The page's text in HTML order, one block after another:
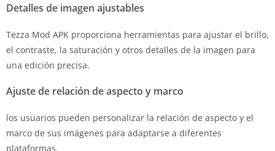
Detalles de imagen ajustables
Tezza Mod APK proporciona herramientas para ajustar el brillo,
el contraste, la saturación y otros detalles de la imagen para
una edición precisa.
Ajuste de relación de aspecto y marco
los usuarios pueden personalizar la relación de aspecto y el
marco de sus imágenes para adaptarse a diferentes
plataformas.